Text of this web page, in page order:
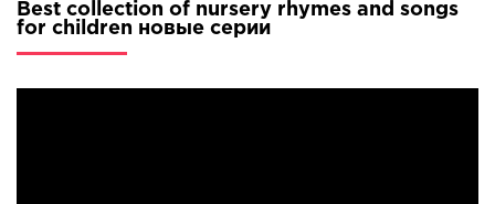
Best collection of nursery rhymes and songs
for children новые серии